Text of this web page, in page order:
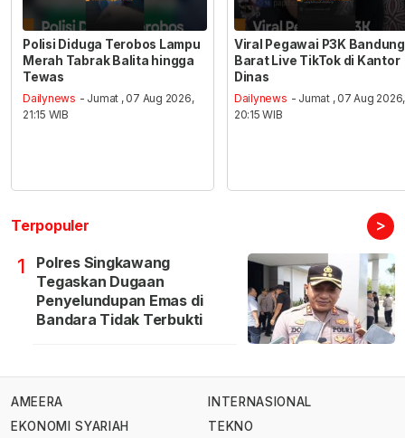
Polisi Diduga Terobos Lampu
Merah Tabrak Balita hingga
Tewas
Dailynews - Jumat , 07 Aug 2026,
21:15 WIB
Viral Pegawai P3K Bandung
Barat Live TikTok di Kantor
Dinas
Dailynews - Jumat , 07 Aug 2026,
20:15 WIB
Terpopuler >
1
Polres Singkawang
Tegaskan Dugaan
Penyelundupan Emas di
Bandara Tidak Terbukti
AMEERA
EKONOMI SYARIAH
INTERNASIONAL
TEKNO